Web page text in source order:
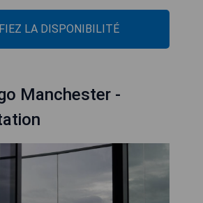
LA DISPONIBILITÉ
Manchester -